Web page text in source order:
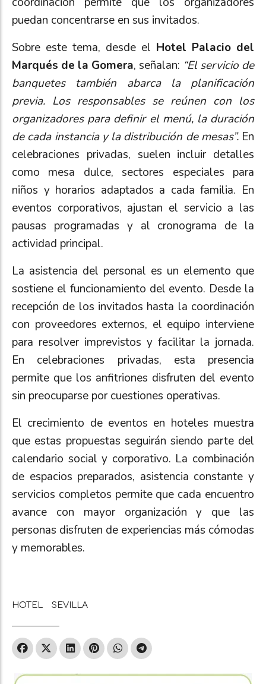
puedan concentrarse en sus invitados.
Sobre este tema, desde el Hotel Palacio del
Marqués de la Gomera, señalan: “El servicio de
banquetes también abarca la planificación
previa. Los responsables se reúnen con los
organizadores para definir el menú, la duración
de cada instancia y la distribución de mesas”.En
celebraciones privadas, suelen incluir detalles
como mesa dulce, sectores especiales para
niños y horarios adaptados a cada familia. En
eventos corporativos, ajustan el servicio a las
pausas programadas y al cronograma de la
actividad principal.
La asistencia del personal es un elemento que
sostiene el funcionamiento del evento. Desde la
recepción de los invitados hasta la coordinación
con proveedores externos, el equipo interviene
para resolver imprevistos y facilitar la jornada.
En celebraciones privadas, esta presencia
permite que los anfitriones disfruten del evento
sin preocuparse por cuestiones operativas.
El crecimiento de eventos en hoteles muestra
que estas propuestas seguirán siendo parte del
calendario social y corporativo. La combinación
de espacios preparados, asistencia constante y
servicios completos permite que cada encuentro
avance con mayor organización y que las
personas disfruten de experiencias más cómodas
y memorables.
HOTEL SEVILLA